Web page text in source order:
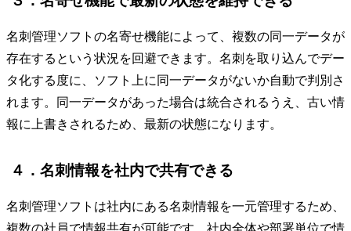
名刺管理ソフトの名寄せ機能によって、複数の同一データが
存在するという状況を回避できます。名刺を取り込んでデー
タ化する度に、ソフト上に同一データがないか自動で判別さ
れます。同一データがあった場合は統合されるうえ、古い情
報に上書きされるため、最新の状態になります。
４．名刺情報を社内で共有できる
名刺管理ソフトは社内にある名刺情報を一元管理するため、
複数の社員で情報共有が可能です。社内全体や部署単位で情